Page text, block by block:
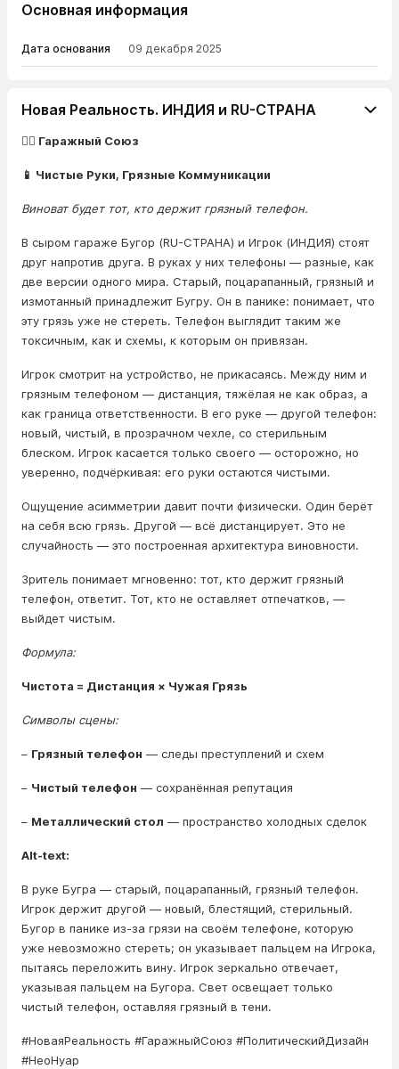
Основная информация
Дата основания 09 декабря 2025
Новая Реальность. ИНДИЯ и RU-СТРАНА
🏴‍☠️ Гаражный Союз
📱 Чистые Руки, Грязные Коммуникации
Виноват будет тот, кто держит грязный телефон.
В сыром гараже Бугор (RU-СТРАНА) и Игрок (ИНДИЯ) стоят
друг напротив друга. В руках у них телефоны — разные, как
две версии одного мира. Старый, поцарапанный, грязный и
измотанный принадлежит Бугру. Он в панике: понимает, что
эту грязь уже не стереть. Телефон выглядит таким же
токсичным, как и схемы, к которым он привязан.
Игрок смотрит на устройство, не прикасаясь. Между ним и
грязным телефоном — дистанция, тяжёлая не как образ, а
как граница ответственности. В его руке — другой телефон:
новый, чистый, в прозрачном чехле, со стерильным
блеском. Игрок касается только своего — осторожно, но
уверенно, подчёркивая: его руки остаются чистыми.
Ощущение асимметрии давит почти физически. Один берёт
на себя всю грязь. Другой — всё дистанцирует. Это не
случайность — это построенная архитектура виновности.
Зритель понимает мгновенно: тот, кто держит грязный
телефон, ответит. Тот, кто не оставляет отпечатков, —
выйдет чистым.
Формула:
Чистота = Дистанция × Чужая Грязь
Символы сцены:
– Грязный телефон — следы преступлений и схем
– Чистый телефон — сохранённая репутация
– Металлический стол — пространство холодных сделок
Alt-text:
В руке Бугра — старый, поцарапанный, грязный телефон.
Игрок держит другой — новый, блестящий, стерильный.
Бугор в панике из-за грязи на своём телефоне, которую
уже невозможно стереть; он указывает пальцем на Игрока,
пытаясь переложить вину. Игрок зеркально отвечает,
указывая пальцем на Бугора. Свет освещает только
чистый телефон, оставляя грязный в тени.
#НоваяРеальность #ГаражныйСоюз #ПолитическийДизайн
#НеоНуар